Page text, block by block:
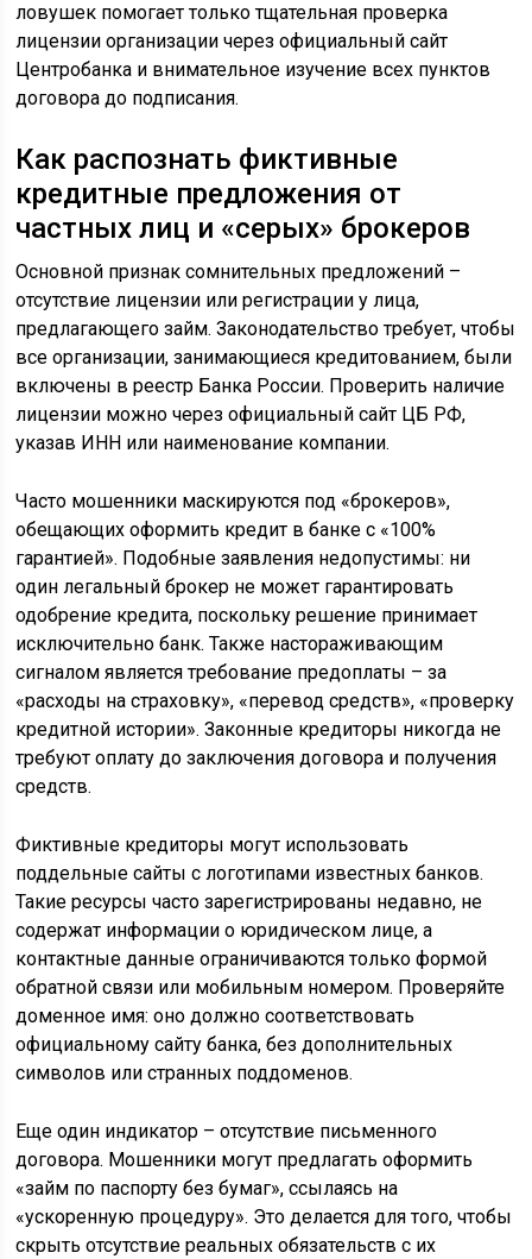
ловушек помогает только тщательная проверка
лицензии организации через официальный сайт
Центробанка и внимательное изучение всех пунктов
договора до подписания.
Как распознать фиктивные
кредитные предложения от
частных лиц и «серых» брокеров
Основной признак сомнительных предложений –
отсутствие лицензии или регистрации у лица,
предлагающего займ. Законодательство требует, чтобы
все организации, занимающиеся кредитованием, были
включены в реестр Банка России. Проверить наличие
лицензии можно через официальный сайт ЦБ РФ,
указав ИНН или наименование компании.
Часто мошенники маскируются под «брокеров»,
обещающих оформить кредит в банке с «100%
гарантией». Подобные заявления недопустимы: ни
один легальный брокер не может гарантировать
одобрение кредита, поскольку решение принимает
исключительно банк. Также настораживающим
сигналом является требование предоплаты – за
«расходы на страховку», «перевод средств», «проверку
кредитной истории». Законные кредиторы никогда не
требуют оплату до заключения договора и получения
средств.
Фиктивные кредиторы могут использовать
поддельные сайты с логотипами известных банков.
Такие ресурсы часто зарегистрированы недавно, не
содержат информации о юридическом лице, а
контактные данные ограничиваются только формой
обратной связи или мобильным номером. Проверяйте
доменное имя: оно должно соответствовать
официальному сайту банка, без дополнительных
символов или странных поддоменов.
Еще один индикатор – отсутствие письменного
договора. Мошенники могут предлагать оформить
«займ по паспорту без бумаг», ссылаясь на
«ускоренную процедуру». Это делается для того, чтобы
скрыть отсутствие реальных обязательств с их